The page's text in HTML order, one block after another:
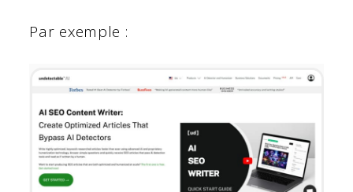
Par exemple :